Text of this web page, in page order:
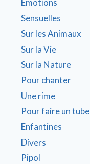
Émotions
Sensuelles
Sur les Animaux
Sur la Vie
Sur la Nature
Pour chanter
Une rime
Pour faire un tube
Enfantines
Divers
Pipol